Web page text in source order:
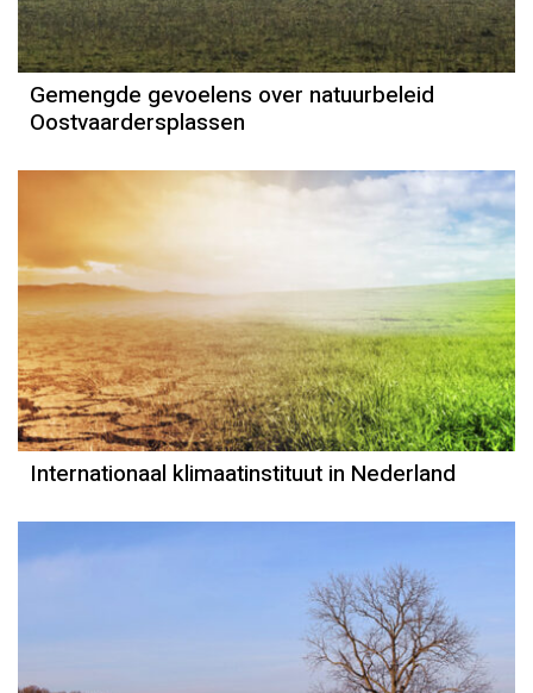
Gemengde gevoelens over natuurbeleid
Oostvaardersplassen
Internationaal klimaatinstituut in Nederland